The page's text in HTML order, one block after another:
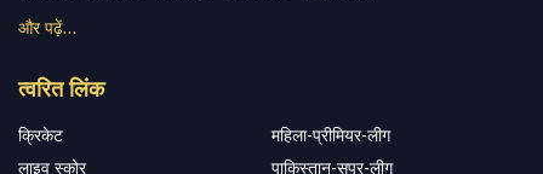
और पढ़ें…
त्वरित लिंक
क्रिकेट
महिला-प्रीमियर-लीग
लाइव स्कोर
पाकिस्तान-सुपर-लीग